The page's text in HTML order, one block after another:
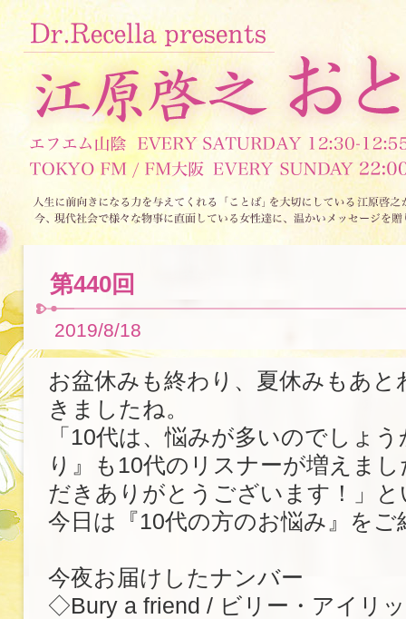
第440回
2019/8/18
お盆休みも終わり、夏休みもあ
きましたね。
「10代は、悩みが多いのでしょ
り』も10代のリスナーが増えま
だきありがとうございます！」
今日は『10代の方のお悩み』をご
今夜お届けしたナンバー
◇Bury a friend / ビリー・アイリ